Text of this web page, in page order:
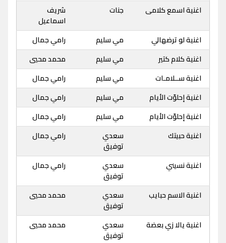
اغنية اسمع كلامى جنات
شريف
اسماعيل
اغنية لو ترضهالي
مي سليم
رامي جمال
اغنية كلام كتير
مي سليم
محمد محيي
اغنية ســلامـات
مي سليم
رامي جمال
اغنية إحلوّت الأيام
مي سليم
رامي جمال
اغنية إحلوّت الأيام
مي سليم
رامي جمال
اغنية حبيتك
سعدي
توفيق
رامي جمال
اغنية نسيني
سعدي
توفيق
رامي جمال
اغنية الاسم حبايب
سعدي
توفيق
محمد محيي
اغنية يالا زي بعضة
سعدي
توفيق
محمد محيي